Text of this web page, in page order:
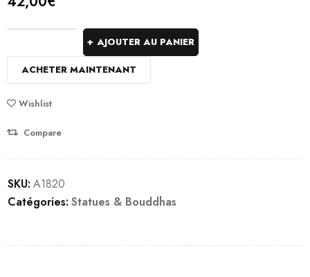
AJOUTER AU PANIER
ACHETER MAINTENANT
Wishlist
Compare
SKU: A1820
Catégories: Statues & Bouddhas